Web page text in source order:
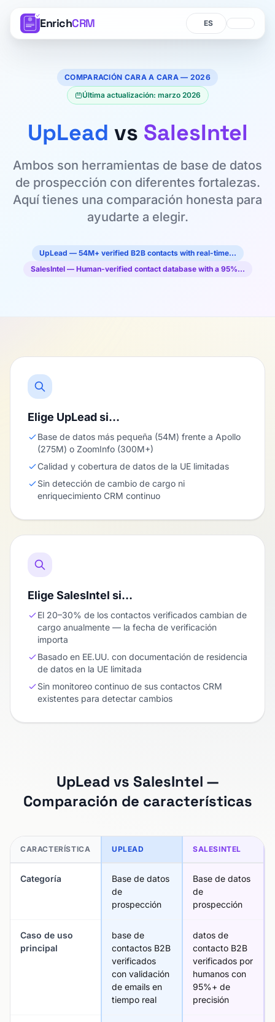
EnrichCRM Idioma
Idioma
COMPARACIÓN CARA A CARA — 2026
Última actualización: marzo 2026
UpLead vs SalesIntel
Ambos son herramientas de base de datos
de prospección con diferentes fortalezas.
Aquí tienes una comparación honesta para
ayudarte a elegir.
UpLead — 54M+ verified B2B contacts with real-time…
SalesIntel — Human-verified contact database with a 95%…
Elige UpLead si…
Base de datos más pequeña (54M) frente a Apollo
(275M) o ZoomInfo (300M+)
Calidad y cobertura de datos de la UE limitadas
Sin detección de cambio de cargo ni
enriquecimiento CRM continuo
Elige SalesIntel si…
El 20–30% de los contactos verificados cambian de
cargo anualmente — la fecha de verificación
importa
Basado en EE.UU. con documentación de residencia
de datos en la UE limitada
Sin monitoreo continuo de sus contactos CRM
existentes para detectar cambios
UpLead vs SalesIntel —
Comparación de características
CARACTERÍSTICA UPLEAD SALESINTEL
Categoría
Base de datos
de
prospección
Base de datos
de
prospección
Caso de uso
principal
base de
contactos B2B
verificados
con validación
de emails en
tiempo real
datos de
contacto B2B
verificados por
humanos con
95%+ de
precisión